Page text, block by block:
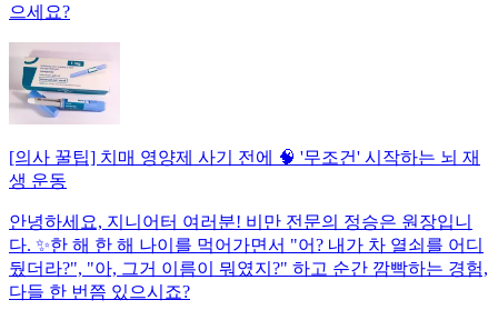
으세요?
[의사 꿀팁] 치매 영양제 사기 전에 🧠 '무조건' 시작하는 뇌 재
생 운동
안녕하세요, 지니어터 여러분! 비만 전문의 정승은 원장입니
다. ✨한 해 한 해 나이를 먹어가면서 "어? 내가 차 열쇠를 어디
뒀더라?", "아, 그거 이름이 뭐였지?" 하고 순간 깜빡하는 경험,
다들 한 번쯤 있으시죠?